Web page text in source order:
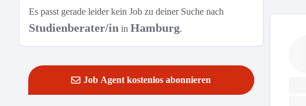
Es passt gerade leider kein Job zu deiner Suche nach
Studienberater/in in Hamburg.
Job Agent kostenlos abonnieren